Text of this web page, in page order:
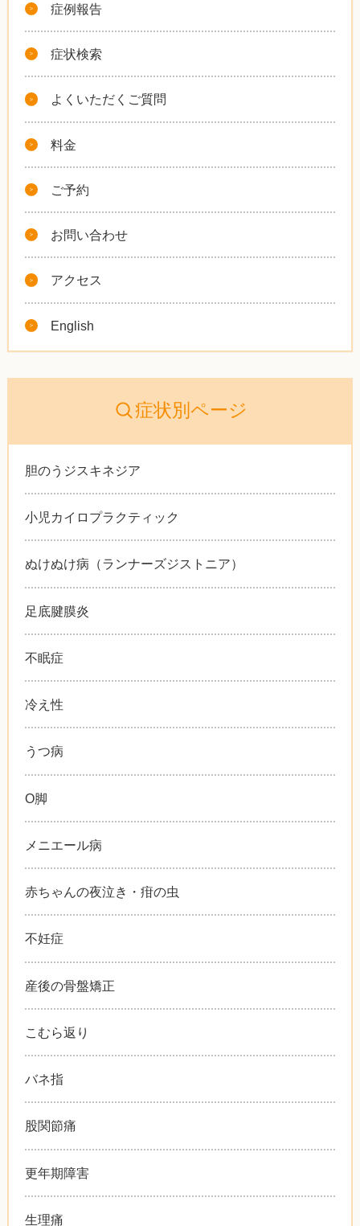
症例報告
症状検索
よくいただくご質問
料金
ご予約
お問い合わせ
アクセス
English
症状別ページ
胆のうジスキネジア
小児カイロプラクティック
ぬけぬけ病（ランナーズジストニア）
足底腱膜炎
不眠症
冷え性
うつ病
O脚
メニエール病
赤ちゃんの夜泣き・疳の虫
不妊症
産後の骨盤矯正
こむら返り
バネ指
股関節痛
更年期障害
生理痛